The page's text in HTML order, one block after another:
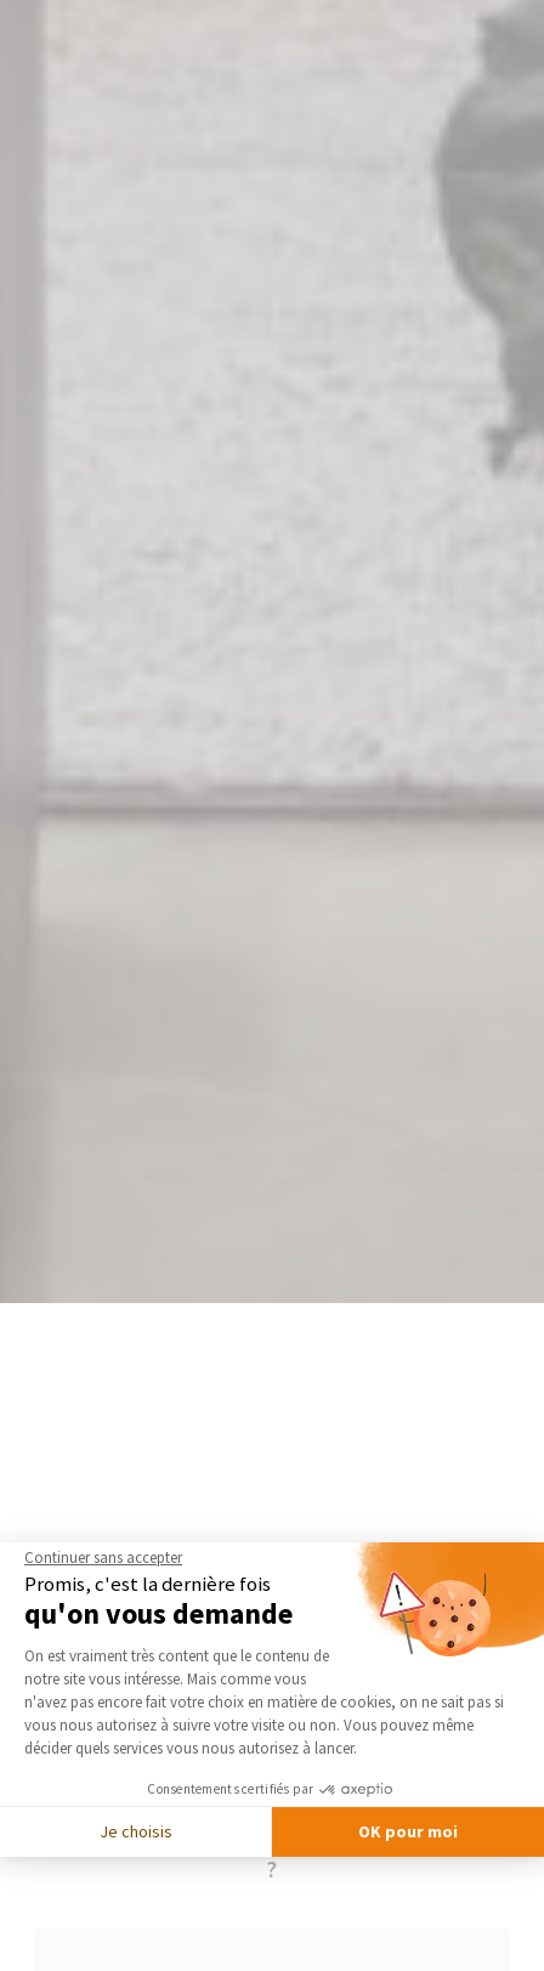
La Maison Des Travaux, comment ça marche
?
Continuer sans accepter
Promis, c'est la dernière fois
qu'on vous demande
Plateforme de Gestion du
On est vraiment très content que le contenu de
notre site vous intéresse. Mais comme vous
n'avez pas encore fait votre choix en matière de cookies, on ne sait pas si
vous nous autorisez à suivre votre visite ou non. Vous pouvez même
décider quels services vous nous autorisez à lancer.
Consentements certifiés par
Je choisis OK pour moi
Axeptio consent